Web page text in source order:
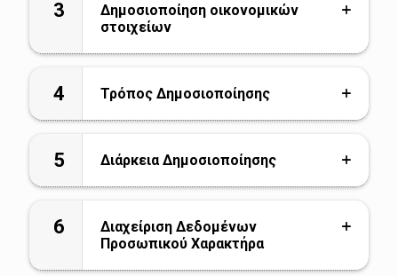
3
Δημοσιοποίηση οικονομικών
στοιχείων
4 Τρόπος Δημοσιοποίησης
5 Διάρκεια Δημοσιοποίησης
6
Διαχείριση Δεδομένων
Προσωπικού Χαρακτήρα